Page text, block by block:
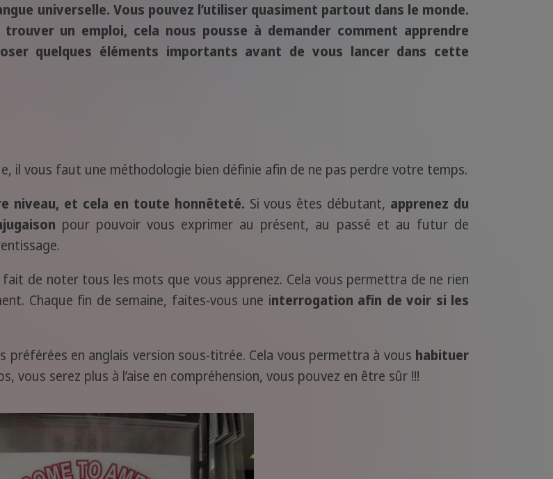
universelle. Vous pouvez l’utiliser quasiment partout dans le monde.
un emploi, cela nous pousse à demander comment apprendre
quelques éléments importants avant de vous lancer dans cette
il vous faut une méthodologie bien définie afin de ne pas perdre votre temps.
niveau, et cela en toute honnêteté. Si vous êtes débutant, apprenez du
pour pouvoir vous exprimer au présent, au passé et au futur de
fait de noter tous les mots que vous apprenez. Cela vous permettra de ne rien
Chaque fin de semaine, faites-vous une interrogation afin de voir si les
préférées en anglais version sous-titrée. Cela vous permettra à vous habituer
vous serez plus à l’aise en compréhension, vous pouvez en être sûr !!!